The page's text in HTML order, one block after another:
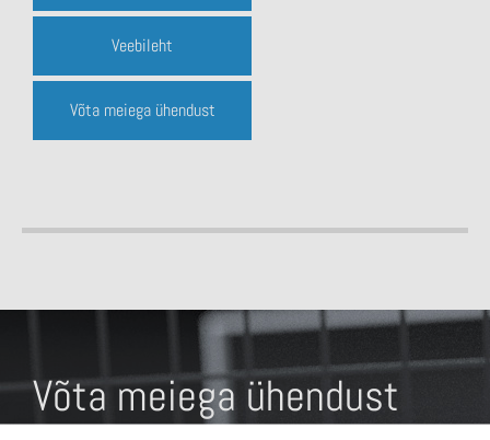
Veebileht
Võta meiega ühendust
Võta meiega ühendust